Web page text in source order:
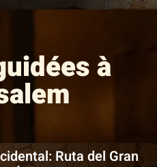
à
Ruta del Gran